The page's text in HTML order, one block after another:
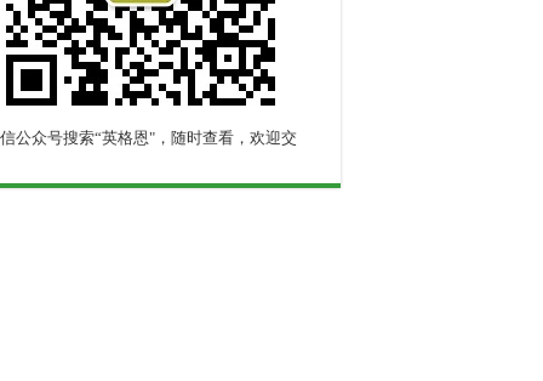
公众号搜索“英格恩"，随时查看，欢迎交